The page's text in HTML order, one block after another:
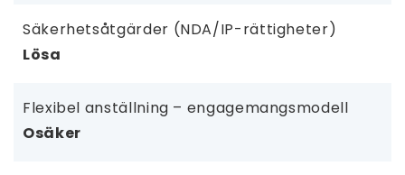
Säkerhetsåtgärder (NDA/IP-rättigheter)
Lösa
Flexibel anställning – engagemangsmodell
Osäker